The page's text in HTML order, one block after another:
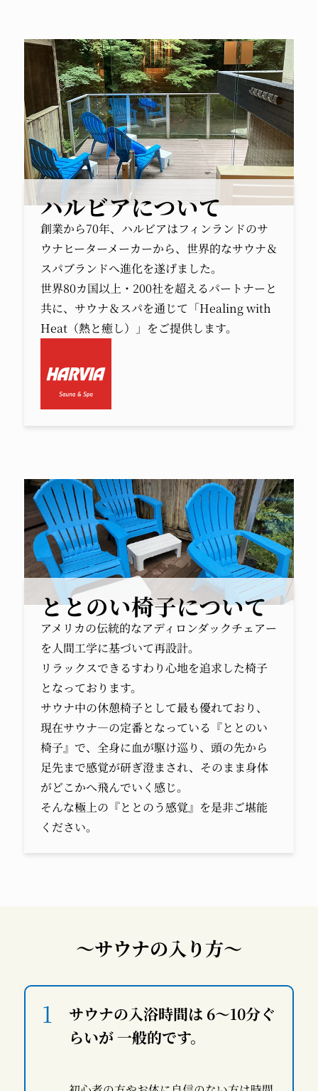
ハルビアについて
創業から70年、ハルビアはフィンランドのサ
ウナヒーターメーカーから、世界的なサウナ＆
スパブランドへ進化を遂げました。
世界80カ国以上・200社を超えるパートナーと
共に、サウナ＆スパを通じて「Healing with
Heat（熱と癒し）」をご提供します。
ととのい椅子について
アメリカの伝統的なアディロンダックチェアー
を人間工学に基づいて再設計。
リラックスできるすわり心地を追求した椅子
となっております。
サウナ中の休憩椅子として最も優れており、
現在サウナ―の定番となっている『ととのい
椅子』で、全身に血が駆け巡り、頭の先から
足先まで感覚が研ぎ澄まされ、そのまま身体
がどこかへ飛んでいく感じ。
そんな極上の『ととのう感覚』を是非ご堪能
ください。
～サウナの入り方～
サウナの入浴時間は 6～10分ぐ
らいが 一般的です。